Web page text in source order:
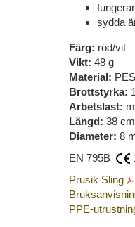
sydda
Färg: röd/vit
Vikt: 48 g
Material:
Brottstyrka:
Arbetslast:
Längd: 38 cm
Diameter: 8
EN 795B
Prusik Sling
PPE-